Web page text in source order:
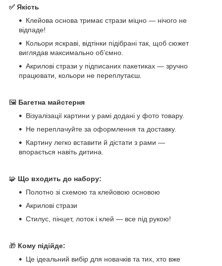
✅ Якість
Клейова основа тримає стрази міцно — нічого не
відпаде!
Кольори яскраві, відтінки підібрані так, щоб сюжет
виглядав максимально обʼємно.
Акрилові стрази у підписаних пакетиках — зручно
працювати, кольори не переплутаєш.
🖼 Багетна майстерня
Візуалізації картини у рамі додані у фото товару.
Не переплачуйте за оформлення та доставку.
Картину легко вставити й дістати з рами —
впорається навіть дитина.
🧩 Що входить до набору:
Полотно зі схемою та клейовою основою
Акрилові стрази
Стилус, пінцет, лоток і клей — все під рукою!
🎁 Кому підійде:
Це ідеальний вибір для новачків та тих, хто вже